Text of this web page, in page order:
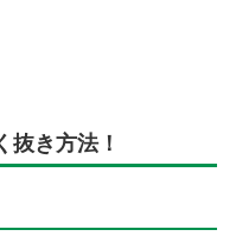
抜き方法！